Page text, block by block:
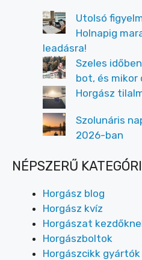
Utolsó
Holnapig
leadásra!
Szeles
bot, és mikor
Horgász
Szolunáris
2026-ban
NÉPSZERŰ
Horgász blog
Horgász kvíz
Horgászat
Horgászboltok
Horgászcikk gyártók